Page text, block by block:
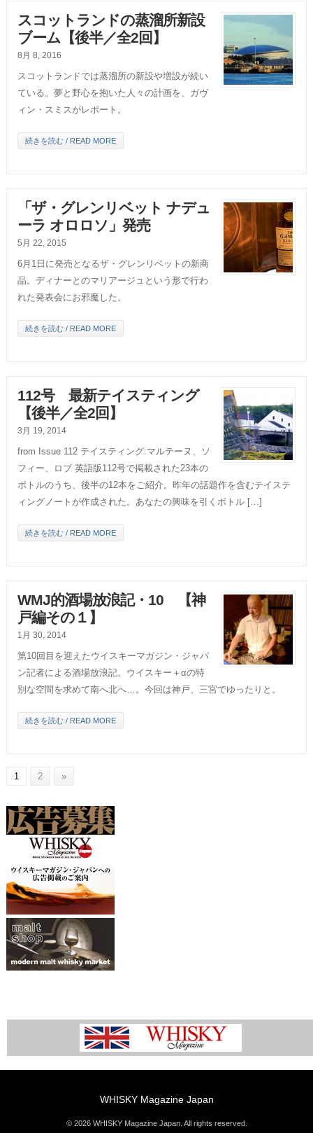
スコットランドの蒸溜所新設
ブーム【後半／全2回】
8月 8, 2016
スコットランドでは蒸溜所の新設や増設が続い
ている。夢と野心を抱いた人々の計画を、ガヴ
ィン・スミスがレポート。
続きを読む / READ MORE
「ザ・グレンリベット ナデュ
ーラ オロロソ」発売
5月 22, 2015
6月1日に発売となるザ・グレンリベットの新商
品。ディナーとのマリアージュという形で行わ
れた発表会にお邪魔した。
続きを読む / READ MORE
112号 最新テイスティング
【後半／全2回】
3月 19, 2014
from Issue 112 テイスティング:マルテーヌ、ソ
フィー、ロブ 英語版112号で掲載された23本の
ボトルのうち、後半の12本をご紹介。昨年の話題作を含むテイステ
ィングノートが作成された。あなたの興味を引くボトル […]
続きを読む / READ MORE
WMJ的酒場放浪記・10 【神
戸編その１】
1月 30, 2014
第10回目を迎えたウイスキーマガジン・ジャパ
ン記者による酒場放浪記。ウイスキー＋αの特
別な空間を求めて南へ北へ…。今回は神戸、三宮でゆったりと。
続きを読む / READ MORE
1 2 »
WHISKY Magazine Japan
© 2026 WHISKY Magazine Japan. All rights reserved.